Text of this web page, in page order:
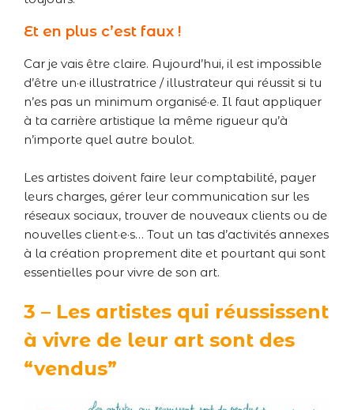
Et en plus c’est faux !
Car je vais être claire. Aujourd’hui, il est impossible
d’être un·e illustratrice / illustrateur qui réussit si tu
n’es pas un minimum organisé·e. Il faut appliquer
à ta carrière artistique la même rigueur qu’à
n’importe quel autre boulot.
Les artistes doivent faire leur comptabilité, payer
leurs charges, gérer leur communication sur les
réseaux sociaux, trouver de nouveaux clients ou de
nouvelles client·e·s… Tout un tas d’activités annexes
à la création proprement dite et pourtant qui sont
essentielles pour vivre de son art.
3 – Les artistes qui réussissent
à vivre de leur art sont des
“vendus”